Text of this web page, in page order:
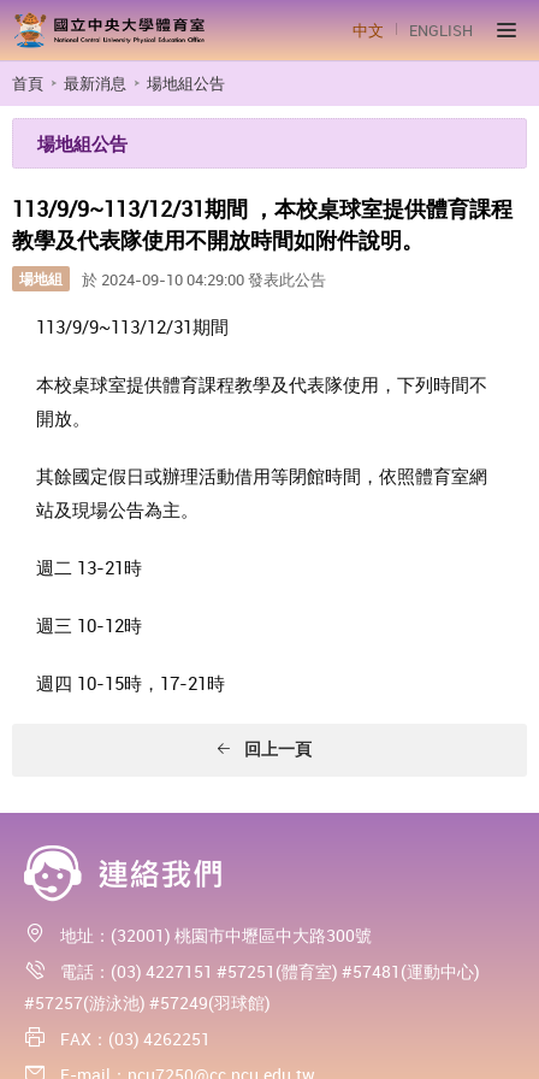
中文 ENGLISH
首頁 最新消息 場地組公告
場地組公告
113/9/9~113/12/31期間 ，本校桌球室提供體育課程
教學及代表隊使用不開放時間如附件說明。
場地組 於 2024-09-10 04:29:00 發表此公告
113/9/9~113/12/31期間
本校桌球室提供體育課程教學及代表隊使用，下列時間不
開放。
其餘國定假日或辦理活動借用等閉館時間，依照體育室網
站及現場公告為主。
週二 13-21時
週三 10-12時
週四 10-15時， 17-21時
回上一頁
地址：(32001) 桃園市中壢區中大路300號
電話：(03) 4227151 #57251(體育室) #57481(運動中心)
#57257(游泳池) #57249(羽球館)
FAX：(03) 4262251